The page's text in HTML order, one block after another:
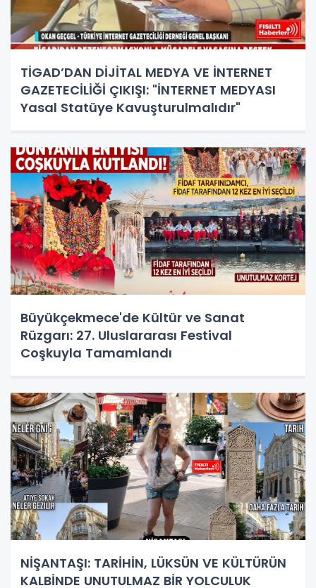
TİGAD’DAN DİJİTAL MEDYA VE İNTERNET
GAZETECİLİĞİ ÇIKIŞI: "İNTERNET MEDYASI
Yasal Statüye Kavuşturulmalıdır"
Büyükçekmece'de Kültür ve Sanat
Rüzgarı: 27. Uluslararası Festival
Coşkuyla Tamamlandı
NİŞANTAŞI: TARİHİN, LÜKSÜN VE KÜLTÜRÜN
KALBİNDE UNUTULMAZ BİR YOLCULUK